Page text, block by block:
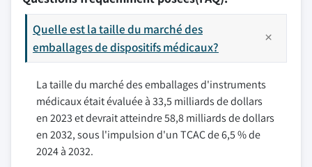
Quelle est la taille du marché des
emballages de dispositifs médicaux?
La taille du marché des emballages d'instruments
médicaux était évaluée à 33,5 milliards de dollars
en 2023 et devrait atteindre 58,8 milliards de dollars
en 2032, sous l'impulsion d'un TCAC de 6,5 % de
2024 à 2032.